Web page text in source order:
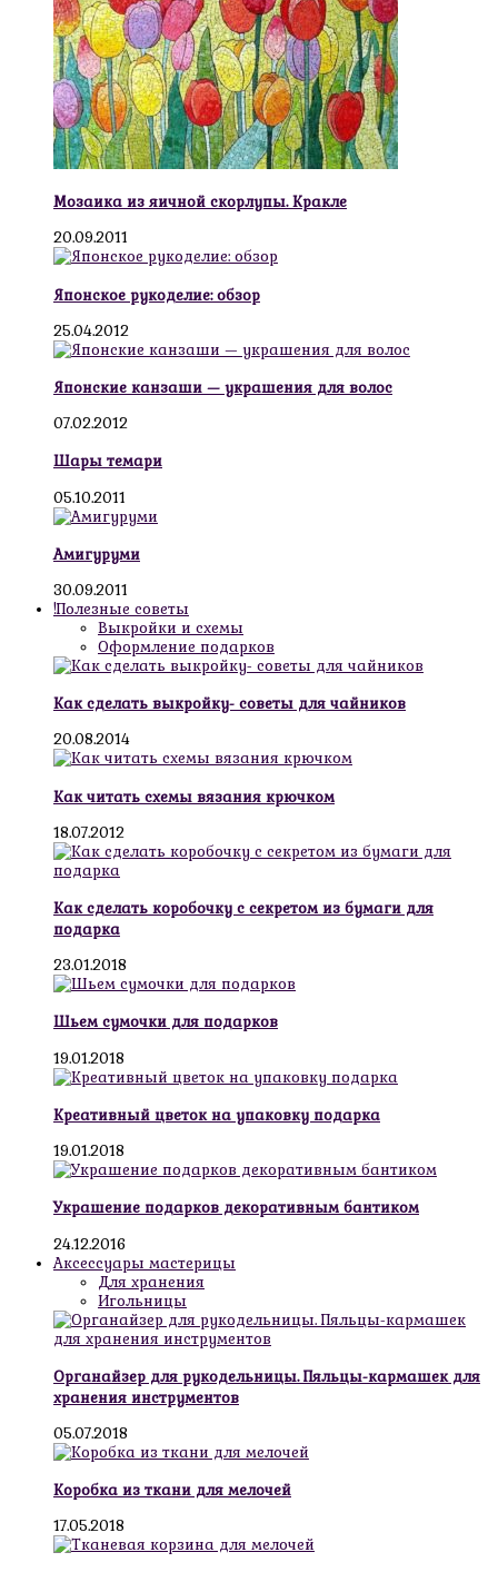
Мозаика из яичной скорлупы. Кракле
20.09.2011
Японское рукоделие: обзор
25.04.2012
Японские канзаши — украшения для волос
07.02.2012
Шары темари
05.10.2011
Амигуруми
30.09.2011
!Полезные советы
Выкройки и схемы
Оформление подарков
Как сделать выкройку- советы для чайников
20.08.2014
Как читать схемы вязания крючком
18.07.2012
Как сделать коробочку с секретом из бумаги для
подарка
23.01.2018
Шьем сумочки для подарков
19.01.2018
Креативный цветок на упаковку подарка
19.01.2018
Украшение подарков декоративным бантиком
24.12.2016
Аксессуары мастерицы
Для хранения
Игольницы
Органайзер для рукодельницы. Пяльцы-кармашек для
хранения инструментов
05.07.2018
Коробка из ткани для мелочей
17.05.2018